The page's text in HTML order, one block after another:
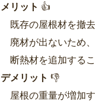
メリット 👍
既存の屋根材を撤
廃材が出ないため
断熱材を追加する
デメリット 👎
屋根の重量が増加